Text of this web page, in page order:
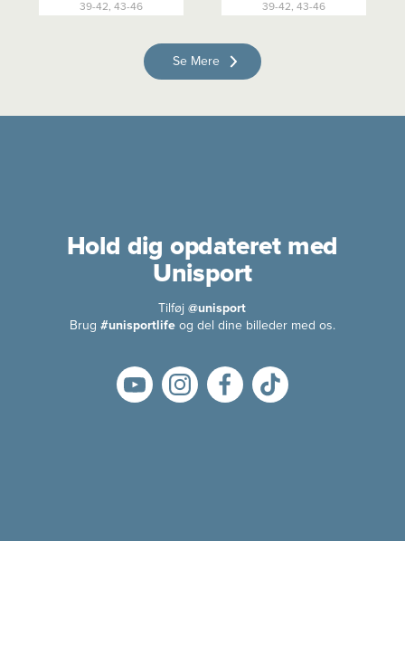
39-42, 43-46
39-42, 43-46
Se Mere
Hold dig opdateret med
Unisport
Tilføj@unisport
Brug #unisportlifeog del dine billeder med os.